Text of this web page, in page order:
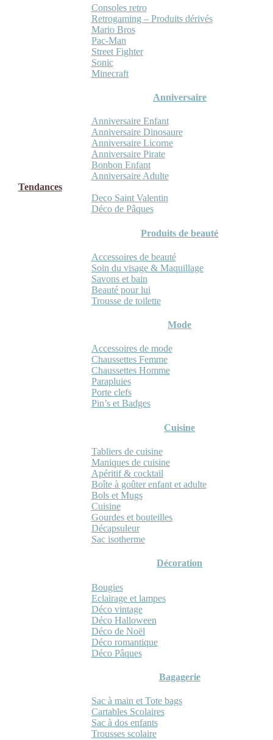
Consoles retro
Retrogaming – Produits dérivés
Mario Bros
Pac-Man
Street Fighter
Sonic
Minecraft
Anniversaire
Anniversaire Enfant
Anniversaire Dinosaure
Anniversaire Licorne
Anniversaire Pirate
Bonbon Enfant
Anniversaire Adulte
Tendances
Deco Saint Valentin
Déco de Pâques
Produits de beauté
Accessoires de beauté
Soin du visage & Maquillage
Savons et bain
Beauté pour lui
Trousse de toilette
Mode
Accessoires de mode
Chaussettes Femme
Chaussettes Homme
Parapluies
Porte clefs
Pin’s et Badges
Cuisine
Tabliers de cuisine
Maniques de cuisine
Apéritif & cocktail
Boîte à goûter enfant et adulte
Bols et Mugs
Cuisine
Gourdes et bouteilles
Décapsuleur
Sac isotherme
Décoration
Bougies
Eclairage et lampes
Déco vintage
Déco Halloween
Déco de Noël
Déco romantique
Déco Pâques
Bagagerie
Sac à main et Tote bags
Cartables Scolaires
Sac à dos enfants
Trousses scolaire